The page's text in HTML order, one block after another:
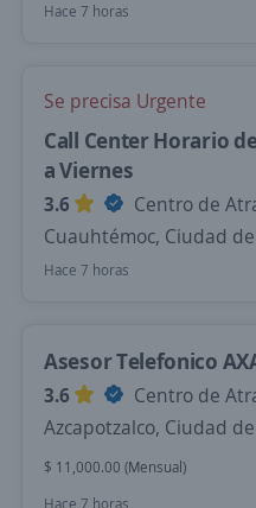
Hace 7 horas
Se precisa Urgente
Call Center Horario
a Viernes
3.6
Centro de
Cuauhtémoc, Ciudad
Hace 7 horas
Asesor Telefonico
3.6
Centro de
Azcapotzalco, Ciudad
$ 11,000.00 (Mensual)
Hace 7 horas